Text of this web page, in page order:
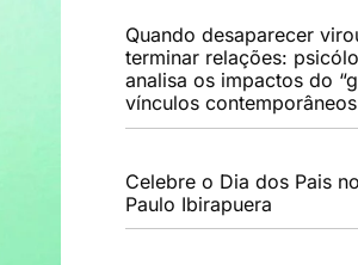
Quando desaparecer
terminar relações:
analisa os impactos do
vínculos contemporâneos
Celebre o Dia dos Pais
Paulo Ibirapuera